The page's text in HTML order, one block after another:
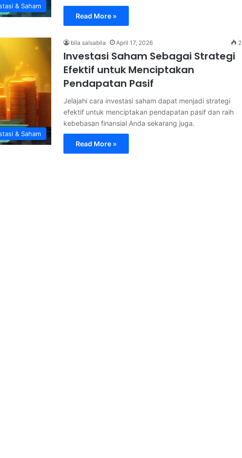
& Saham
Read More »
& Saham
bila salsabila April 17, 2026 2
Investasi Saham Sebagai Strategi
Efektif untuk Menciptakan
Pendapatan Pasif
Jelajahi cara investasi saham dapat menjadi strategi
efektif untuk menciptakan pendapatan pasif dan raih
kebebasan finansial Anda sekarang juga.
Read More »